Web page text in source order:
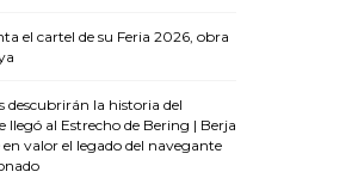
el cartel de su Feria 2026, obra
descubrirán la historia del
al Estrecho de Bering | Berja
valor el legado del navegante